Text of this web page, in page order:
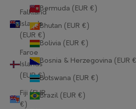
Falkland
Islands
(EUR €)
Faroe
Islands
(EUR €)
Fiji (EUR
€)
Bermuda (EUR €)
Bhutan (EUR €)
Bolivia (EUR €)
Bosnia & Herzegovina (EUR
Botswana (EUR €)
Brazil (EUR €)